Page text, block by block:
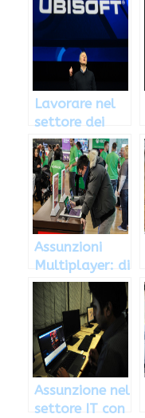
Lavorare nel
settore dei
videogiochi
con Ubisoft,
ecco come
Assunzioni
Multiplayer: di
cosa si tratta
e come inviare
il CV
Assunzione nel
settore IT con